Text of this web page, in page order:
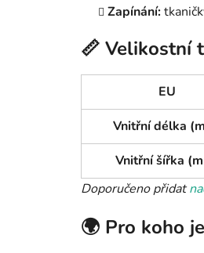
Zapínání:
📏 Velikostní
EU
Vnitřní délka
Vnitřní šířka
Doporučeno přidat
🌍 Pro koho